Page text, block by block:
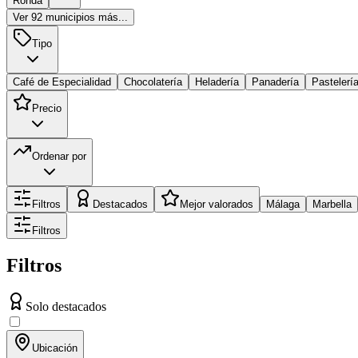
Ver 92 municipios más...
Tipo
Café de Especialidad Chocolatería Heladería Panadería Pastelería
Precio
Ordenar por
Filtros Destacados Mejor valorados Málaga Marbella
Filtros
Filtros
Solo destacados
Ubicación